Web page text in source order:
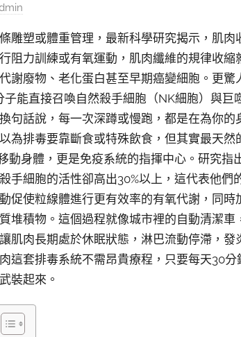
雕塑或體重管理，最新科學研究揭示，肌
阻力訓練或有氧運動，肌肉纖維的規律收
謝廢物、老化蛋白甚至早期癌變細胞。更
子能直接召喚自然殺手細胞（NK細胞）與
句話說，每一次深蹲或慢跑，都是在為你
為排毒要靠斷食或特殊飲食，但其實最天
動身體，更是免疫系統的指揮中心。研究
手細胞的活性卻高出30%以上，這代表他們
促使粒線體進行更有效率的有氧代謝，同
堆積物。這個過程就像城市裡的自動清潔
肌肉長期處於休眠狀態，淋巴流動停滯，
這套排毒系統不需昂貴療程，只要每天30
裝起來。